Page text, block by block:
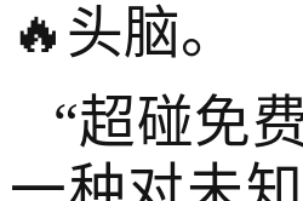
🔥头脑。
“超碰免